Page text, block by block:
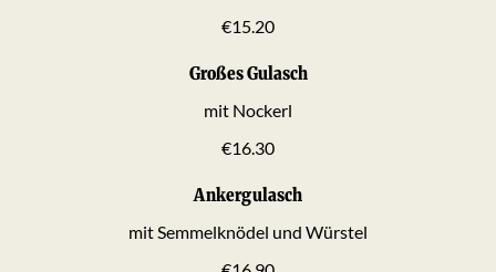
€15.20
Großes Gulasch
mit Nockerl
€16.30
Ankergulasch
mit Semmelknödel und Würstel